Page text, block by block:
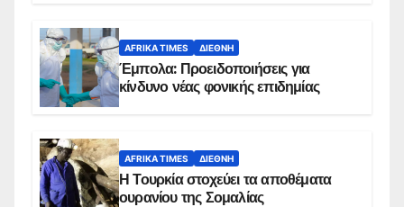
AFRIKA TIMES ΔΙΕΘΝΉ
Έμπολα: Προειδοποιήσεις για
κίνδυνο νέας φονικής επιδημίας
AFRIKA TIMES ΔΙΕΘΝΉ
Η Τουρκία στοχεύει τα αποθέματα
ουρανίου της Σομαλίας